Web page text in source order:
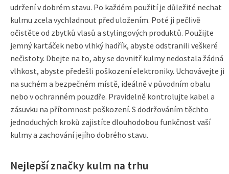
udržení v dobrém stavu. Po každém použití je důležité nechat
kulmu zcela vychladnout před uložením. Poté ji pečlivě
očistěte od zbytků vlasů a stylingových produktů. Použijte
jemný kartáček nebo vlhký hadřík, abyste odstranili veškeré
nečistoty. Dbejte na to, aby se dovnitř kulmy nedostala žádná
vlhkost, abyste předešli poškození elektroniky. Uchovávejte ji
na suchém a bezpečném místě, ideálně v původním obalu
nebo v ochranném pouzdře. Pravidelně kontrolujte kabel a
zásuvku na přítomnost poškození. S dodržováním těchto
jednoduchých kroků zajistíte dlouhodobou funkčnost vaší
kulmy a zachování jejího dobrého stavu.
Nejlepší značky kulm na trhu